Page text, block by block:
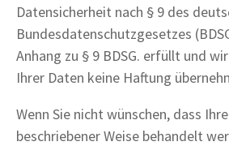
Datensicherheit nach § 9 des
Bundesdatenschutzgesetzes
Anhang zu § 9 BDSG. erfüllt und
Ihrer Daten keine Haftung
Wenn Sie nicht wünschen, dass
beschriebener Weise behandelt